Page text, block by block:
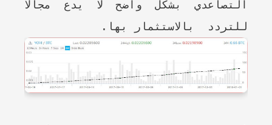
التصاعدي بشكل واضح لا يدع مجالا
للتردد بالاستثمار بها.